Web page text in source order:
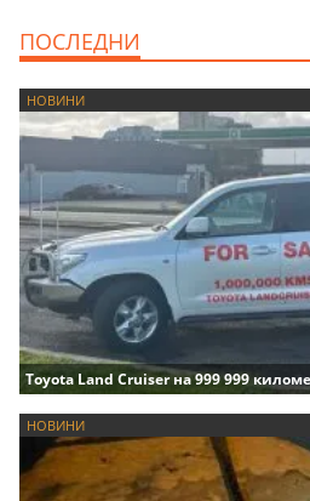
ПОСЛЕДНИ
НОВИНИ
Toyota Land Cruiser на 999 999
НОВИНИ